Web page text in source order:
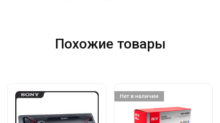
Похожие товары
Нет в наличии